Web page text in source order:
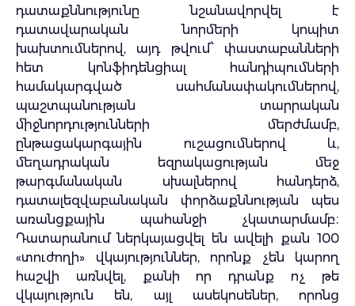
դատաքննությունը նշանավորվել է
դատավարական նորմերի կոպիտ
խախտումներով, այդ թվում՝ փաստաբանների
հետ կոնֆիդենցիալ հանդիպումների
համակարգված սահմանափակումներով,
պաշտպանության տարրական
միջնորդությունների մերժմամբ,
ընթացակարգային ուշացումներով և,
մեղադրական եզրակացության մեջ
թարգմանական սխալներով հանդերձ,
դատալեզվաբանական փորձաքննության պես
առանցքային պահանջի չկատարմամբ։
Դատարանում ներկայացվել են ավելի քան 100
«տուժողի» վկայություններ, որոնք չեն կարող
հաշվի առնվել, քանի որ դրանք ոչ թե
վկայություն են, այլ ասեկոսեներ, որոնց